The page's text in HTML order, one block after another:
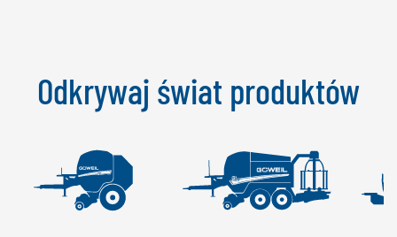
Odkrywaj świat produktów